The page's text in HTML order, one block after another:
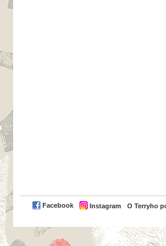
Facebook Instagram O Terryho